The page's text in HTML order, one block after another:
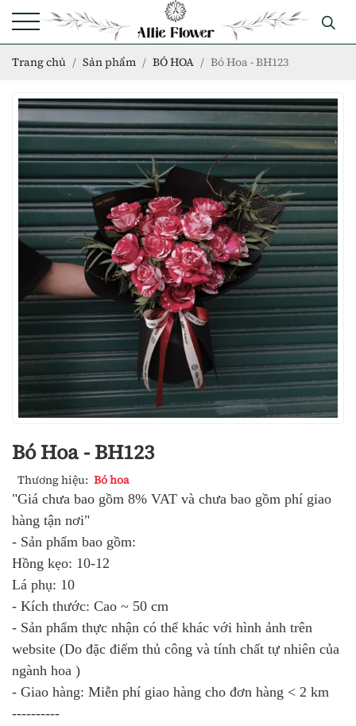
Trang chủ Sản phẩm BÓ HOA Bó Hoa - BH123
Bó Hoa - BH123
Thương hiệu: Bó hoa
"Giá chưa bao gồm 8% VAT và chưa bao gồm phí giao
hàng tận nơi"
- Sản phẩm bao gồm:
Hồng kẹo: 10-12
Lá phụ: 10
- Kích thước: Cao ~ 50 cm
- Sản phẩm thực nhận có thể khác với hình ảnh trên
website (Do đặc điểm thủ công và tính chất tự nhiên của
ngành hoa )
- Giao hàng: Miễn phí giao hàng cho đơn hàng < 2 km
----------